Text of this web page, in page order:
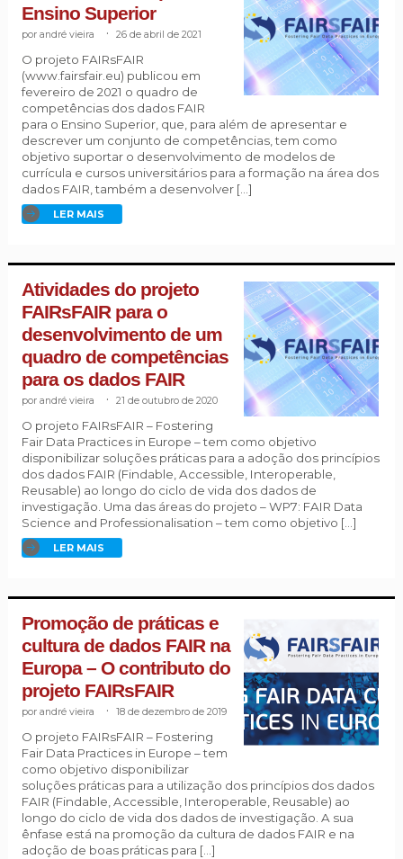
Ensino Superior
andré vieira 26 de abril de 2021
O projeto FAIRsFAIR
(www.fairsfair.eu) publicou em
fevereiro de 2021 o quadro de
competências dos dados FAIR
para o Ensino Superior, que, para além de apresentar e
descrever um conjunto de competências, tem como
objetivo suportar o desenvolvimento de modelos de
currícula e cursos universitários para a formação na área dos
dados FAIR, também a desenvolver […]
LER MAIS
Atividades do projeto
FAIRsFAIR para o
desenvolvimento de um
quadro de competências
para os dados FAIR
andré vieira 21 de outubro de 2020
O projeto FAIRsFAIR – Fostering
Fair Data Practices in Europe – tem como objetivo
disponibilizar soluções práticas para a adoção dos princípios
dos dados FAIR (Findable, Accessible, Interoperable,
Reusable) ao longo do ciclo de vida dos dados de
investigação. Uma das áreas do projeto – WP7: FAIR Data
Science and Professionalisation – tem como objetivo […]
LER MAIS
Promoção de práticas e
cultura de dados FAIR na
Europa – O contributo do
projeto FAIRsFAIR
andré vieira 18 de dezembro de 2019
O projeto FAIRsFAIR – Fostering
Fair Data Practices in Europe – tem
como objetivo disponibilizar
soluções práticas para a utilização dos princípios dos dados
FAIR (Findable, Accessible, Interoperable, Reusable) ao
longo do ciclo de vida dos dados de investigação. A sua
ênfase está na promoção da cultura de dados FAIR e na
adoção de boas práticas para […]